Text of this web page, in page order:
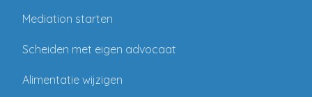
Mediation starten
Scheiden met eigen advocaat
Alimentatie wijzigen